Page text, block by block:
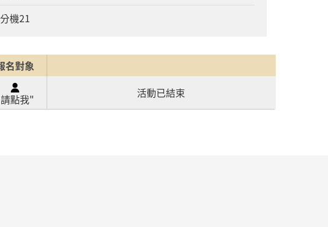
機21
名對象
點我"
活動已結束